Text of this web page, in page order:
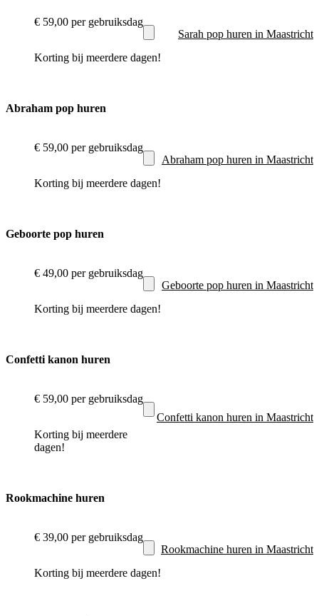
€ 59,00 per gebruiksdag
Korting bij meerdere dagen!
Sarah pop huren in Maastricht
Abraham pop huren
€ 59,00 per gebruiksdag
Korting bij meerdere dagen!
Abraham pop huren in Maastricht
Geboorte pop huren
€ 49,00 per gebruiksdag
Korting bij meerdere dagen!
Geboorte pop huren in Maastricht
Confetti kanon huren
€ 59,00 per gebruiksdag
Korting bij meerdere
dagen!
Confetti kanon huren in Maastricht
Rookmachine huren
€ 39,00 per gebruiksdag
Korting bij meerdere dagen!
Rookmachine huren in Maastricht